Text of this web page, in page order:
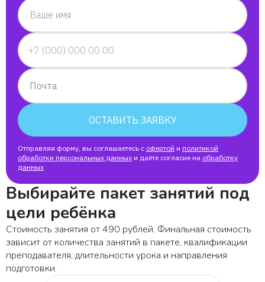
Ваше имя
Почта
ОСТАВИТЬ ЗАЯВКУ
Отправляя форму, вы соглашаетесь с офертой и политикой
обработки персональных данных и даёте согласие на обработку
данных
Выбирайте пакет занятий под
цели ребёнка
Стоимость занятия от 490 рублей. Финальная стоимость
зависит от количества занятий в пакете, квалификации
преподавателя, длительности урока и направления
подготовки.